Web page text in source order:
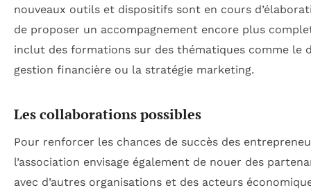
nouveaux outils et dispositifs sont en cours
de proposer un accompagnement encore plus
inclut des formations sur des thématiques comme le
gestion financière ou la stratégie marketing.
Les collaborations possibles
Pour renforcer les chances de succès des
l’association envisage également de nouer des
avec d’autres organisations et des acteurs